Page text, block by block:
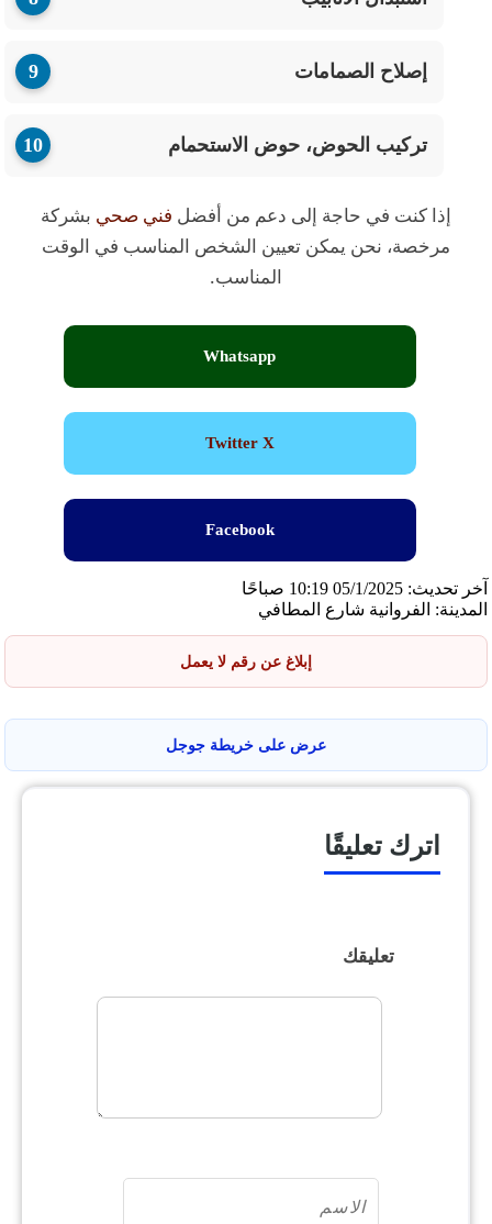
إصلاح الصمامات
تركيب الحوض، حوض الاستحمام
إذا كنت في حاجة إلى دعم من أفضل فني صحي بشركة
مرخصة، نحن يمكن تعيين الشخص المناسب في الوقت
المناسب.
Whatsapp
Twitter X
Facebook
آخر تحديث: 05/1/2025 10:19 صباحًا
المدينة: الفروانية شارع المطافي
إبلاغ عن رقم لا يعمل
عرض على خريطة جوجل
اترك تعليقًا
تعليقك